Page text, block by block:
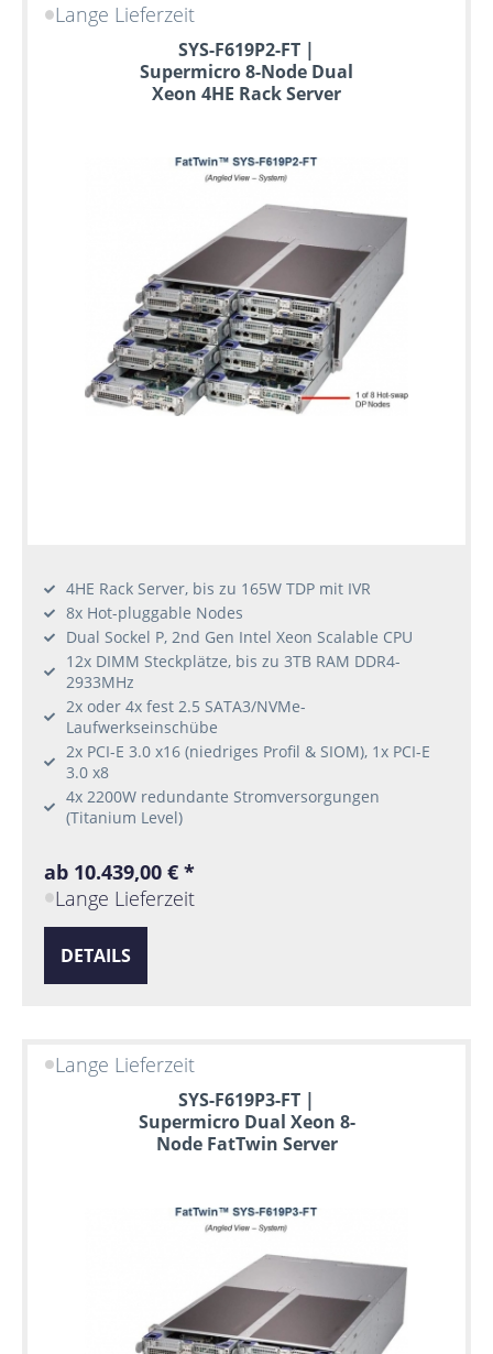
Lange Lieferzeit
SYS-F619P2-FT |
Supermicro 8-Node Dual
Xeon 4HE Rack Server
4HE Rack Server, bis zu 165W TDP mit IVR
8x Hot-pluggable Nodes
Dual Sockel P, 2nd Gen Intel Xeon Scalable CPU
12x DIMM Steckplätze, bis zu 3TB RAM DDR4-
2933MHz
2x oder 4x fest 2.5 SATA3/NVMe-
Laufwerkseinschübe
2x PCI-E 3.0 x16 (niedriges Profil & SIOM), 1x PCI-E
3.0 x8
4x 2200W redundante Stromversorgungen
(Titanium Level)
ab 10.439,00 € *
Lange Lieferzeit
DETAILS
Lange Lieferzeit
SYS-F619P3-FT |
Supermicro Dual Xeon 8-
Node FatTwin Server